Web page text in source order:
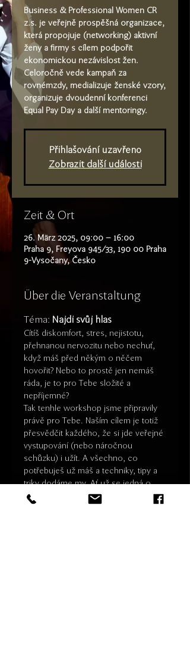
Business & Professional Women CR
z.s. je veřejně prospěšná organizace,
která propojuje (networking) aktivní
ženy a firmy s cílem podpořit
ekonomickou nezávislost žen.
Celoročně vede kampaň za
rovnémzdy, medializuje ženské vzory,
organizuje dvoudenní konferenci
Equal Pay Day a další mentoringy.
Přihlašování uzavřeno
Zobrazit další události
Zeit & Ort
26. März 2025, 09:00 – 16:00
Praha 9, Freyova 945/33, 190 00 Praha
9-Vysočany, Česko
Über die Veranstaltung
Téma: Najdi svůj hlas
Cítíš diskomfort, stres, nejistotu,
přehnanou nervozitu nebo nechuť,
když máš před někým o něčem
hovořit? Nebo to prostě jen nemáš
ráda, je to pro Tebe složité a
nepříjemné?
Tak tenhle workshop jsme připravily
právě pro Tebe. Naším cílem je totiž
přesvědčit každého, že si jde veřejné
vystupování (nebo náročnou
schůzku) i užít. A všechno, co
potřebuješ už máš a techniky, tipy a
triky dodáme my. Ať už se jedná o
zpracování tématu, přípravu,